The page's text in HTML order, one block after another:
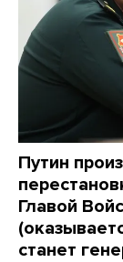
Путин
Главой
станет